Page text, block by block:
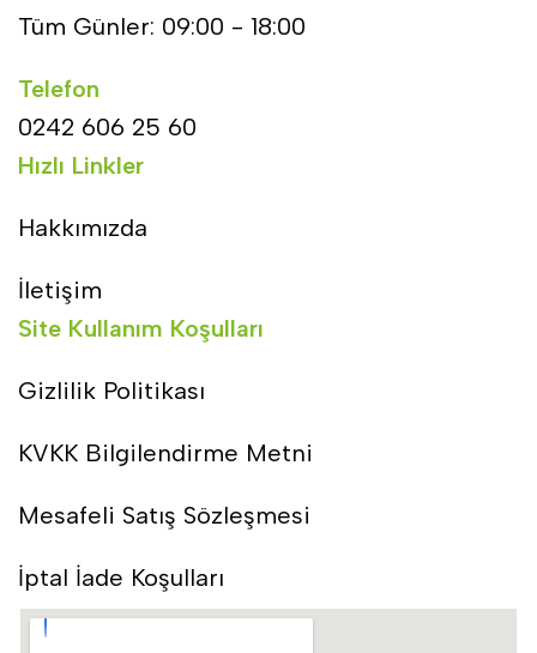
Tüm Günler: 09:00 - 18:00
Telefon
0242 606 25 60
Hızlı Linkler
Hakkımızda
İletişim
Site Kullanım Koşulları
Gizlilik Politikası
KVKK Bilgilendirme Metni
Mesafeli Satış Sözleşmesi
İptal İade Koşulları